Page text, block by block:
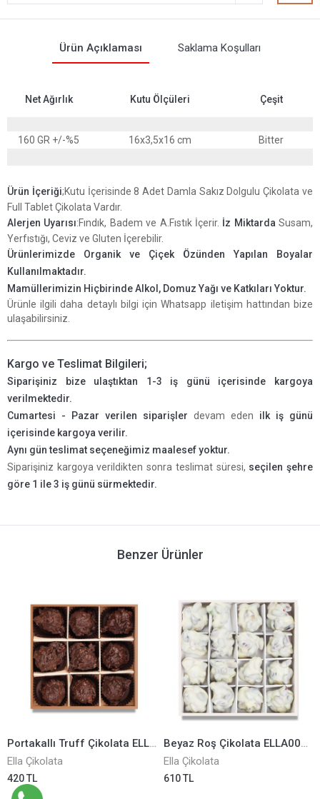
Ürün Açıklaması Saklama Koşulları
Net Ağırlık Kutu Ölçüleri Çeşit
160 GR +/-%5 16x3,5x16 cm Bitter
Ürün İçeriği;Kutu İçerisinde 8 Adet Damla Sakız Dolgulu Çikolata ve
Full Tablet Çikolata Vardır.
Alerjen Uyarısı:Fındık, Badem ve A.Fıstık İçerir. İz Miktarda Susam,
Yerfıstığı, Ceviz ve Gluten İçerebilir.
Ürünlerimizde Organik ve Çiçek Özünden Yapılan Boyalar
Kullanılmaktadır.
Mamüllerimizin Hiçbirinde Alkol, Domuz Yağı ve Katkıları Yoktur.
Ürünle ilgili daha detaylı bilgi için Whatsapp iletişim hattından bize
ulaşabilirsiniz.
Kargo ve Teslimat Bilgileri;
Siparişiniz bize ulaştıktan 1-3 iş günü içerisinde kargoya
verilmektedir.
Cumartesi - Pazar verilen siparişler devam eden ilk iş günü
içerisinde kargoya verilir.
Aynı gün teslimat seçeneğimiz maalesef yoktur.
Siparişiniz kargoya verildikten sonra teslimat süresi, seçilen şehre
göre 1 ile 3 iş günü sürmektedir.
Benzer Ürünler
Portakallı Truff Çikolata ELLA0001281
Ella Çikolata
420 TL
Beyaz Roş Çikolata ELLA0001147
Ella Çikolata
610 TL